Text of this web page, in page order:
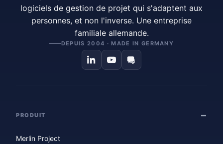
logiciels de gestion de projet qui s'adaptent aux
personnes, et non l'inverse. Une entreprise
familiale allemande.
DEPUIS 2004 · MADE IN GERMANY
PRODUIT
Merlin Project